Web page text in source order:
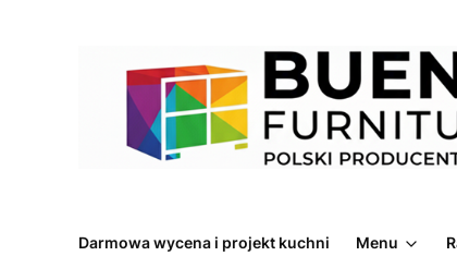
Darmowa wycena i projekt kuchni Menu